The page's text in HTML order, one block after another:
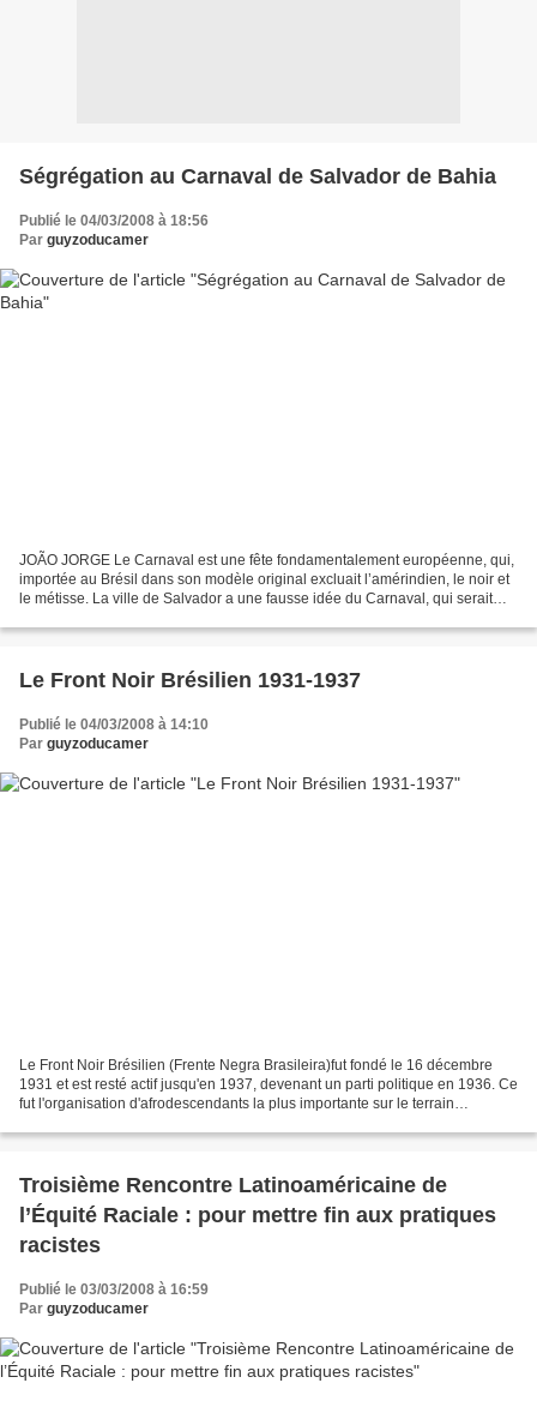
Ségrégation au Carnaval de Salvador de Bahia
Publié le 04/03/2008 à 18:56
Par guyzoducamer
JOÃO JORGE Le Carnaval est une fête fondamentalement européenne, qui,
importée au Brésil dans son modèle original excluait l’amérindien, le noir et
le métisse. La ville de Salvador a une fausse idée du Carnaval, qui serait
Le Front Noir Brésilien 1931-1937
Publié le 04/03/2008 à 14:10
Par guyzoducamer
Le Front Noir Brésilien (Frente Negra Brasileira)fut fondé le 16 décembre
1931 et est resté actif jusqu'en 1937, devenant un parti politique en 1936. Ce
fut l'organisation d'afrodescendants la plus importante sur le terrain
Troisième Rencontre Latinoaméricaine de
l’Équité Raciale : pour mettre fin aux pratiques
racistes
Publié le 03/03/2008 à 16:59
Par guyzoducamer